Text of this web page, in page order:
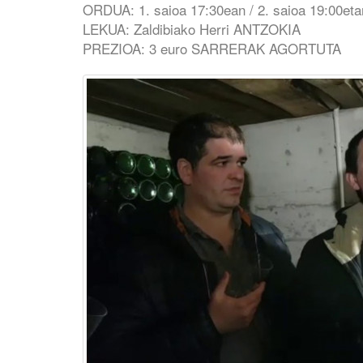
ORDUA: 1. saioa 17:30ean / 2. saioa
LEKUA: Zaldibiako Herri ANTZOKIA
PREZIOA: 3 euro SARRERAK AGORTUTA